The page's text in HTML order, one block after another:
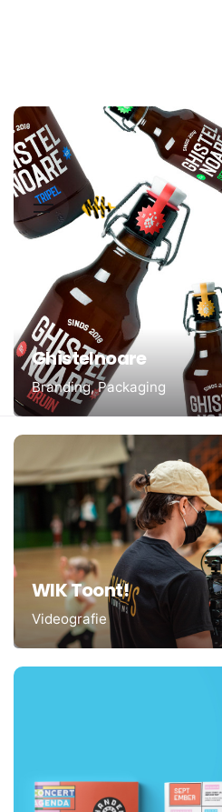
Ghistelnoare
Branding Packaging
WIK Toont!
Videografie